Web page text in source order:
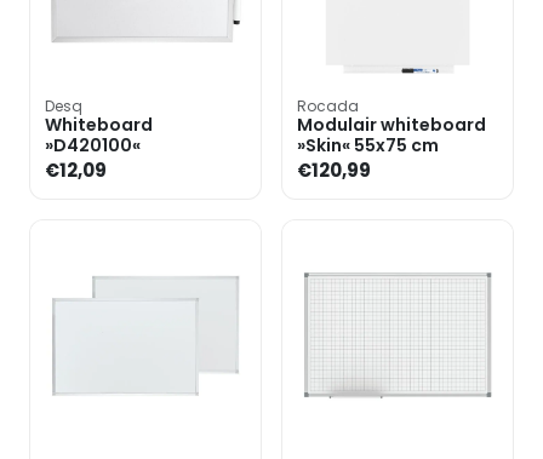
Desq
Whiteboard
»D420100«
€12,09
Rocada
Modulair whiteboard
»Skin« 55x75 cm
€120,99